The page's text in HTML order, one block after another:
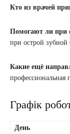
Кто из врачей
Помогают ли при
при острой зубной
Какие ещё
профессиональная
Графік
День